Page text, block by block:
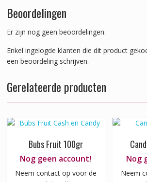
Beoordelingen
Er zijn nog geen beoordelingen.
Enkel ingelogde klanten die dit product
een beoordeling schrijven.
Gerelateerde producten
Bubs Fruit 100gr
Nog geen account!
Neem contact op voor de
Nog
Neem